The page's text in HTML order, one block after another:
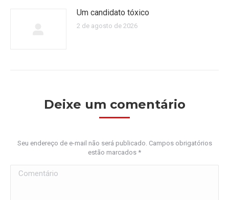
Um candidato tóxico
2 de agosto de 2026
Deixe um comentário
Seu endereço de e-mail não será publicado. Campos obrigatórios
estão marcados *
Comentário